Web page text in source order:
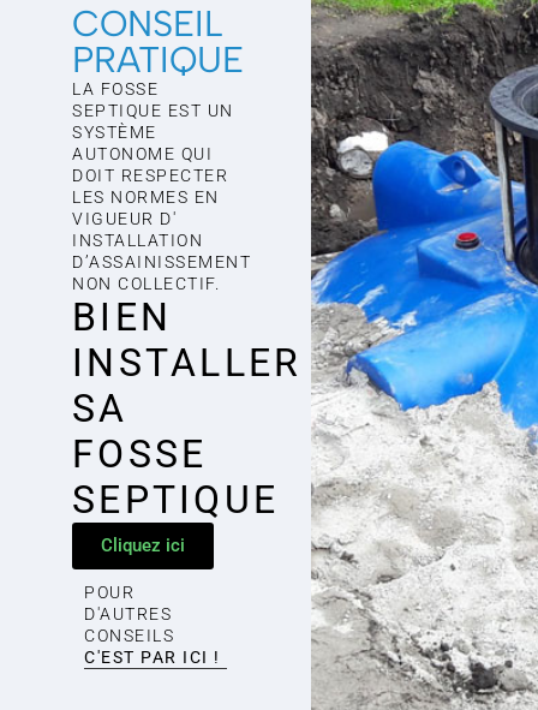
CONSEIL
PRATIQUE
LA FOSSE
SEPTIQUE EST UN
SYSTÈME
AUTONOME QUI
DOIT RESPECTER
LES NORMES EN
VIGUEUR D'
INSTALLATION
D’ASSAINISSEMENT
NON COLLECTIF.
BIEN
INSTALLER
SA
FOSSE
SEPTIQUE
Cliquez ici
POUR
D'AUTRES
CONSEILS
C'EST PAR ICI !